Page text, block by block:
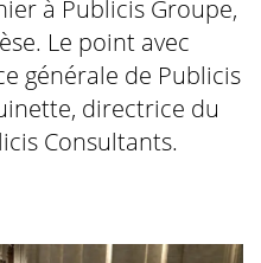
à Publicis Groupe,
Le point avec
générale de Publicis
directrice du
Consultants.